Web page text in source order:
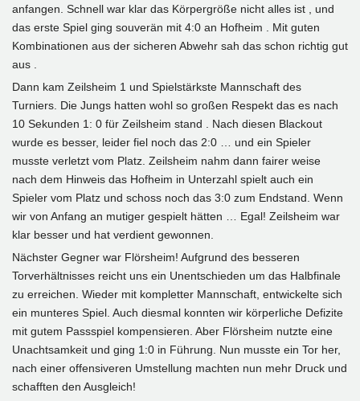
anfangen. Schnell war klar das Körpergröße nicht alles ist , und
das erste Spiel ging souverän mit 4:0 an Hofheim . Mit guten
Kombinationen aus der sicheren Abwehr sah das schon richtig gut
aus .
Dann kam Zeilsheim 1 und Spielstärkste Mannschaft des
Turniers. Die Jungs hatten wohl so großen Respekt das es nach
10 Sekunden 1: 0 für Zeilsheim stand . Nach diesen Blackout
wurde es besser, leider fiel noch das 2:0 … und ein Spieler
musste verletzt vom Platz. Zeilsheim nahm dann fairer weise
nach dem Hinweis das Hofheim in Unterzahl spielt auch ein
Spieler vom Platz und schoss noch das 3:0 zum Endstand. Wenn
wir von Anfang an mutiger gespielt hätten … Egal! Zeilsheim war
klar besser und hat verdient gewonnen.
Nächster Gegner war Flörsheim! Aufgrund des besseren
Torverhältnisses reicht uns ein Unentschieden um das Halbfinale
zu erreichen. Wieder mit kompletter Mannschaft, entwickelte sich
ein munteres Spiel. Auch diesmal konnten wir körperliche Defizite
mit gutem Passspiel kompensieren. Aber Flörsheim nutzte eine
Unachtsamkeit und ging 1:0 in Führung. Nun musste ein Tor her,
nach einer offensiveren Umstellung machten nun mehr Druck und
schafften den Ausgleich!